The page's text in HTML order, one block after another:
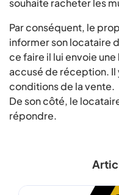
souhaite racheter les
Par conséquent, le
informer son locataire
ce faire il lui envoie
accusé de réception. Il
conditions de la vente.
De son côté, le
répondre.